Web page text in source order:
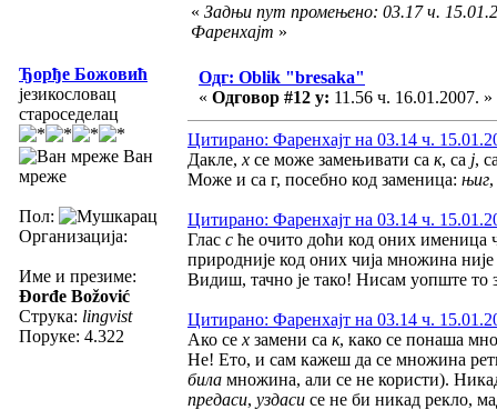
« Задњи пут промењено: 03.17 ч.
Фаренхајт »
Ђорђе Божовић
језикословац
староседелац
Ван
мреже
Пол:
Организација:
Име и презиме:
Đorđe Božović
Струка: lingvist
Поруке: 4.322
Одг: Oblik "bresaka"
« Одговор #12 у: 11.56 ч. 16.01.2007. »
Цитирано: Фаренхајт на 03.14 ч.
Дакле, х се може замењивати са к, са ј,
Може и са г, посебно код заменица: њиг,
Цитирано: Фаренхајт на 03.14 ч.
Глас с ће очито доћи код оних именица
природније код оних чија множина
Видиш, тачно је тако! Нисам уопште то
Цитирано: Фаренхајт на 03.14 ч.
Ако се х замени са к, како се понаша
Не! Ето, и сам кажеш да се множина
била множина, али се не користи).
предаси, уздаси се не би никад рекло,